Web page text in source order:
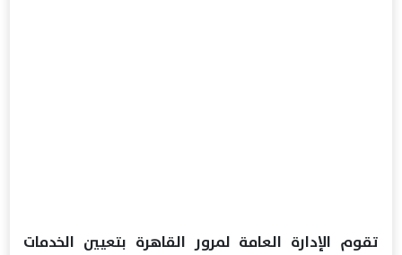
تقوم الإدارة العامة لمرور القاهرة بتعيين الخدمات